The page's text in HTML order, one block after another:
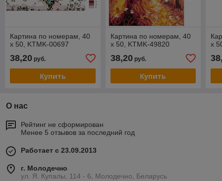
Картина по номерам, 40
x 50, KTMK-00697
38,20 руб.
Купить
Картина по номерам, 40
x 50, KTMK-49820
38,20руб.
Купить
x
О нас
Рейтинг не сформирован
Менее 5 отзывов за последний год
Работает с 23.09.2013
г. Молодечно
ул. Я. Купалы, 114 - 6, Молодечно, Беларусь